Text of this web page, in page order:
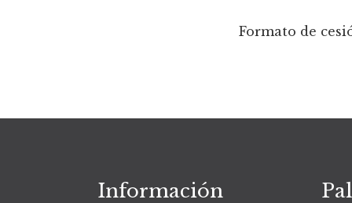
Formato de
Información